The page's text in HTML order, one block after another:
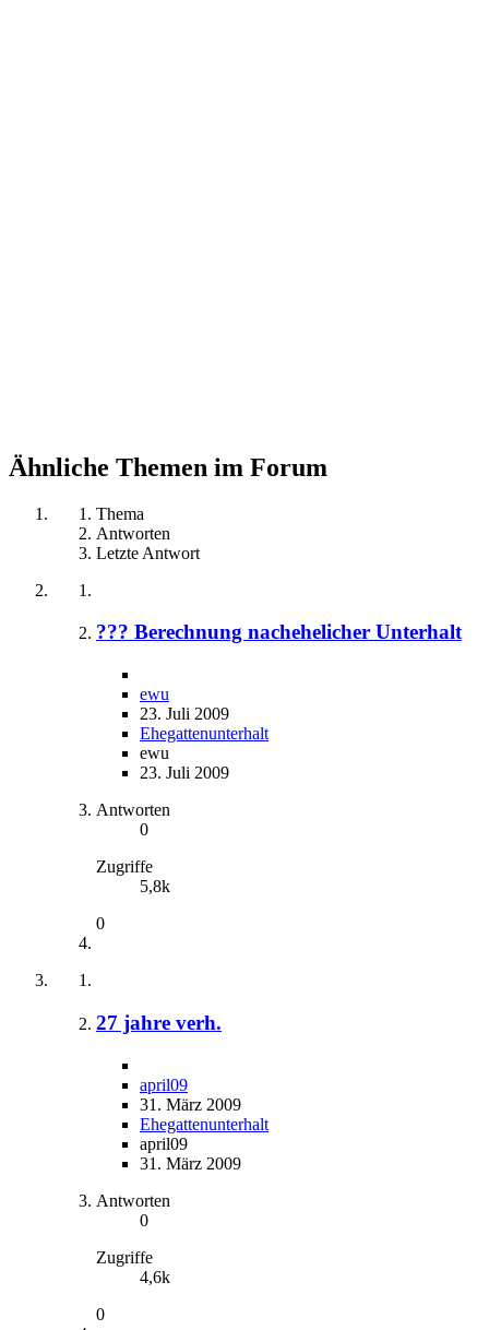
Ähnliche Themen im Forum
Thema
Antworten
Letzte Antwort
??? Berechnung nachehelicher Unterhalt
ewu
23. Juli 2009
Ehegattenunterhalt
ewu
23. Juli 2009
Antworten
0
Zugriffe
5,8k
0
27 jahre verh.
april09
31. März 2009
Ehegattenunterhalt
april09
31. März 2009
Antworten
0
Zugriffe
4,6k
0